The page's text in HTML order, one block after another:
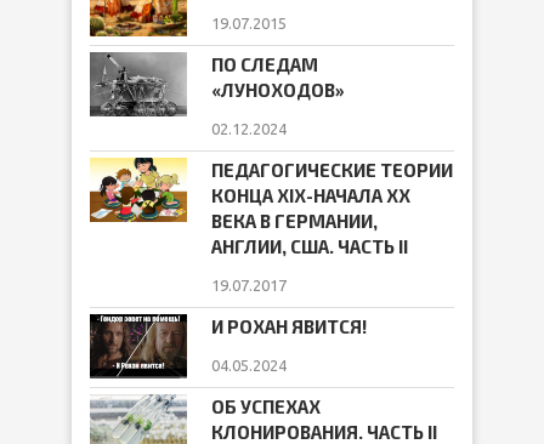
19.07.2015
ПО СЛЕДАМ
«ЛУНОХОДОВ»
02.12.2024
ПЕДАГОГИЧЕСКИЕ ТЕОРИИ
КОНЦА ХIХ-НАЧАЛА ХХ
ВЕКА В ГЕРМАНИИ,
АНГЛИИ, США. ЧАСТЬ II
19.07.2017
И РОХАН ЯВИТСЯ!
04.05.2024
ОБ УСПЕХАХ
КЛОНИРОВАНИЯ. ЧАСТЬ II